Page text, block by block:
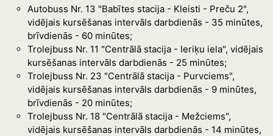
Autobuss Nr. 13 "Babītes stacija - Kleisti - Preču 2",
vidējais kursēšanas intervāls darbdienās - 35 minūtes,
brīvdienās - 60 minūtes;
Trolejbuss Nr. 11 "Centrālā stacija - Ieriķu iela", vidējais
kursēšanas intervāls darbdienās - 25 minūtes;
Trolejbuss Nr. 23 "Centrālā stacija - Purvciems",
vidējais kursēšanas intervāls darbdienās - 9 minūtes,
brīvdienās - 20 minūtes;
Trolejbuss Nr. 18 "Centrālā stacija - Mežciems",
vidējais kursēšanas intervāls darbdienās - 14 minūtes,